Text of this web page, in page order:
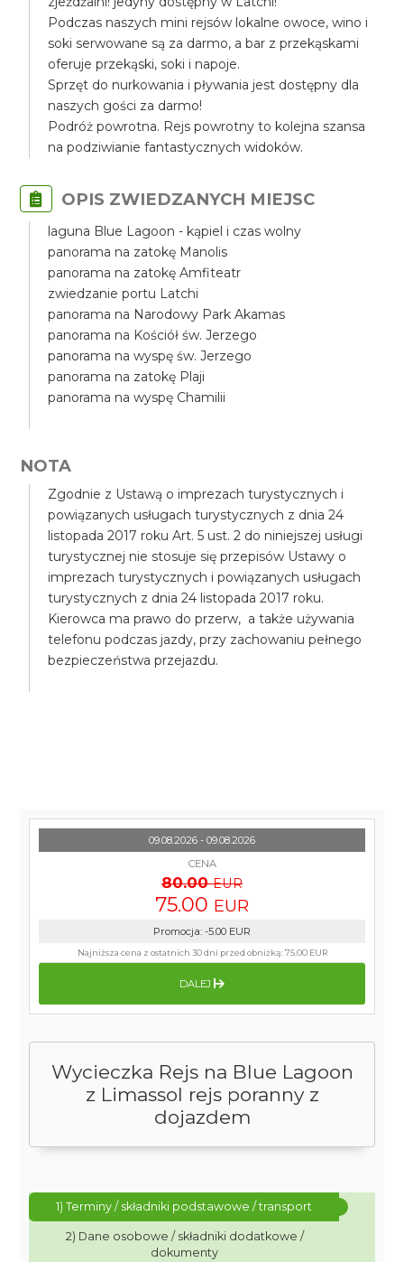
Podczas naszych mini rejsów lokalne owoce, wino i
soki serwowane są za darmo, a bar z przekąskami
oferuje przekąski, soki i napoje.
Sprzęt do nurkowania i pływania jest dostępny dla
naszych gości za darmo!
Podróż powrotna. Rejs powrotny to kolejna szansa
na podziwianie fantastycznych widoków.
OPIS ZWIEDZANYCH MIEJSC
laguna Blue Lagoon - kąpiel i czas wolny
panorama na zatokę Manolis
panorama na zatokę Amfiteatr
zwiedzanie portu Latchi
panorama na Narodowy Park Akamas
panorama na Kościół św. Jerzego
panorama na wyspę św. Jerzego
panorama na zatokę Plaji
panorama na wyspę Chamilii
NOTA
Zgodnie z Ustawą o imprezach turystycznych i
powiązanych usługach turystycznych z dnia 24
listopada 2017 roku Art. 5 ust. 2 do niniejszej usługi
turystycznej nie stosuje się przepisów Ustawy o
imprezach turystycznych i powiązanych usługach
turystycznych z dnia 24 listopada 2017 roku.
Kierowca ma prawo do przerw, a także używania
telefonu podczas jazdy, przy zachowaniu pełnego
bezpieczeństwa przejazdu.
Wycieczka Rejs na Blue Lagoon
z Limassol rejs poranny z
dojazdem
1) Terminy / składniki podstawowe / transport
2) Dane osobowe / składniki dodatkowe /
dokumenty
09.08.2026 - 09.08.2026
CENA
80.00 EUR
75.00 EUR
Promocja: -5.00 EUR
Najniższa cena z ostatnich 30 dni przed obniżką:75.00 EUR
DALEJ